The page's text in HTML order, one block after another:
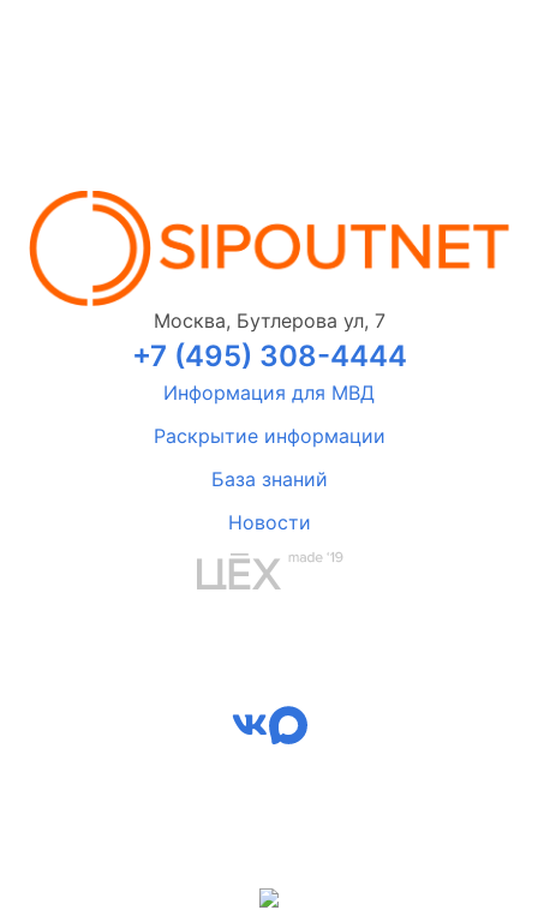
Москва, Бутлерова ул, 7
+7 (495) 308-4444
Информация для МВД
Раскрытие информации
База знаний
Новости